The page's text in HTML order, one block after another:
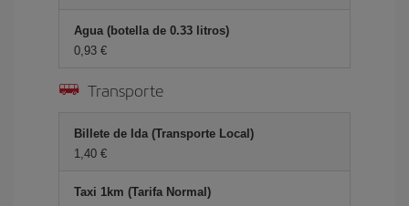
Agua (botella de 0.33 litros)
0,93 €
Transporte
Billete de Ida (Transporte Local)
1,40 €
Taxi 1km (Tarifa Normal)